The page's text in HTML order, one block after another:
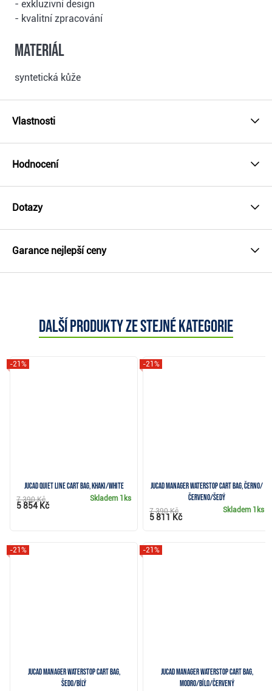
- exkluzivní design
- kvalitní zpracování
Materiál
syntetická kůže
Vlastnosti
Hodnocení
Dotazy
Garance nejlepší ceny
Další produkty ze stejné kategorie
JuCad Quiet Line cart bag, khaki/white
-21%
Skladem 1ks
7 390 Kč
5 854 Kč
JuCad Manager Waterstop cart bag, černo/
červeno/šedý
-21%
Skladem 1ks
7 390 Kč
5 811 Kč
JuCad Manager Waterstop cart bag,
šedo/bílý
-21%
JuCad Manager Waterstop cart bag,
modro/bílo/červený
-21%